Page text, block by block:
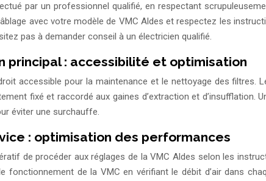
par un professionnel qualifié, en respectant
avec votre modèle de VMC Aldes et respectez les
pas à demander conseil à un électricien qualifié.
principal : accessibilité et optimisation
accessible pour la maintenance et le nettoyage des
fixé et raccordé aux gaines d’extraction et
éviter une surchauffe.
: optimisation des performances
de procéder aux réglages de la VMC Aldes selon les
fonctionnement de la VMC en vérifiant le débit d’air dans